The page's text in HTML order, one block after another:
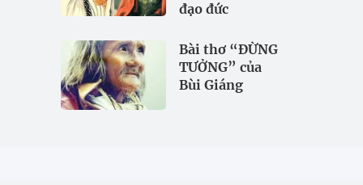
đạo đức
Bài thơ “ĐỪNG
TƯỞNG” của
Bùi Giáng